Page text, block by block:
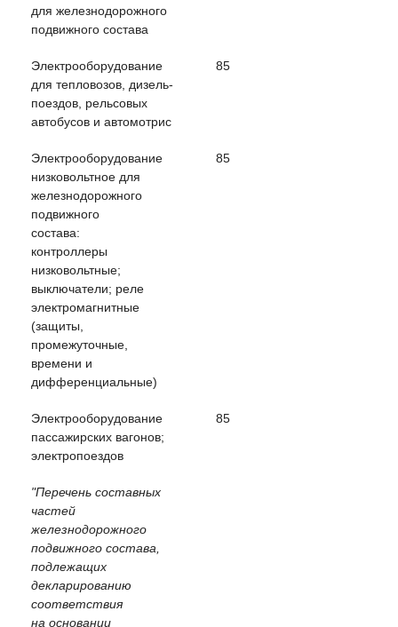
для железнодорожного
подвижного состава
Электрооборудование
для тепловозов, дизель-
поездов, рельсовых
автобусов и автомотрис
85
Электрооборудование
низковольтное для
железнодорожного
подвижного
состава:
контроллеры
низковольтные;
выключатели; реле
электромагнитные
(защиты,
промежуточные,
времени и
дифференциальные)
85
Электрооборудование
пассажирских вагонов;
электропоездов
85
"Перечень составных
частей
железнодорожного
подвижного состава,
подлежащих
декларированию
соответствия
на основании